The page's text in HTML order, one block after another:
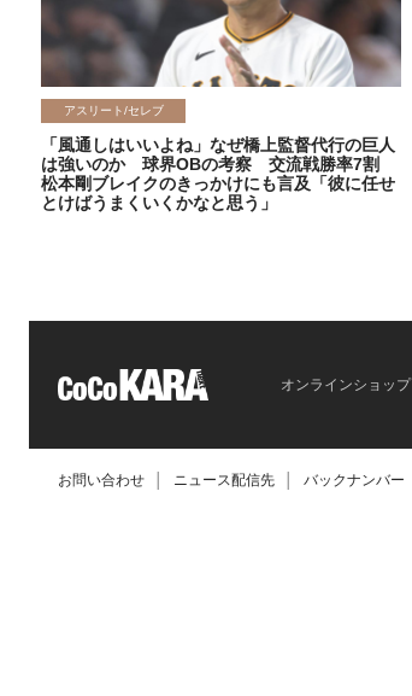
アスリート/セレブ
「風通しはいいよね」なぜ橋上監督代行の巨人
は強いのか 球界OBの考察 交流戦勝率7割
松本剛ブレイクのきっかけにも言及「彼に任せ
とけばうまくいくかなと思う」
オンラインショップ
お問い合わせ ニュース配信先 バックナンバー